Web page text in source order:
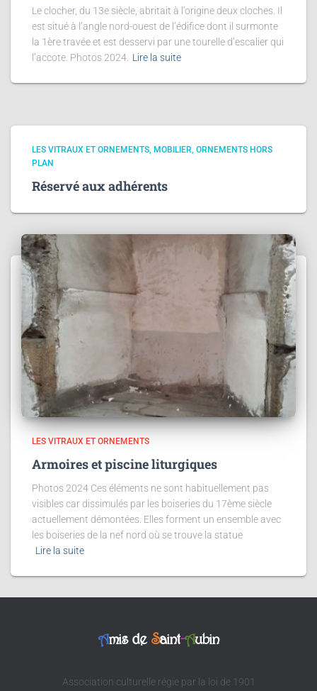
Le clocher, du 13e siècle, abritait à l’origine deux cloches. Il
est situé à l’angle nord-ouest de l’édifice dont il surmonte
la 1ère travée et est desservi par une tourelle d’escalier qui
l’accote. Photos 2024. Lire la suite
LES VITRAUX ET ORNEMENTS MOBILIER ORNEMENTS HORS
PLAN
Réservé aux adhérents
LES VITRAUX ET ORNEMENTS
Armoires et piscine liturgiques
Photos 2024 Ces éléments ne sont habituellement pas
visibles car dissimulés par les boiseries du 17ème siècle
actuellement démontées. Elles forment un ensemble avec
les boiseries de la nef nord où se trouve la statue
Lire la suite
Amis de Saint-Aubin
Association culturelle régie par la loi de 1901